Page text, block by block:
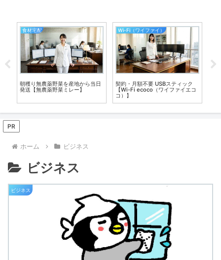
食材宅配
朝穫り無農薬野菜を産地から当日
発送【無農薬野菜ミレー】
Wi-Fi（ワイファイ）
契約・月額不要 USBスティック
【Wi-Fi ecoco（ワイファイエコ
コ）】
PR
ホーム ビジネス
ビジネス
ビジネス